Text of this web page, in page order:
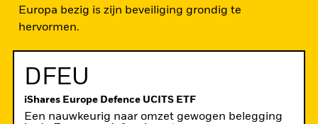
Europa bezig is zijn beveiliging grondig te
hervormen.
DFEU
Ga
naar
iShares Europe Defence UCITS ETF
Een nauwkeurig naar omzet gewogen belegging